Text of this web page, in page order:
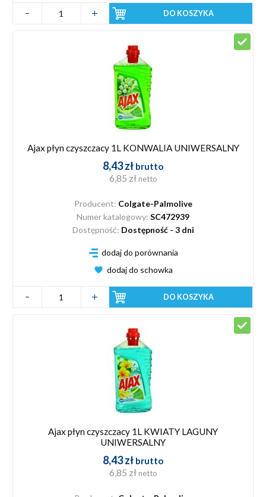
DO KOSZYKA
Ajax płyn czyszczacy 1L KONWALIA UNIWERSALNY
8,43 zł brutto
6,85 zł netto
Producent: Colgate-Palmolive
Numer katalogowy: SC472939
Dostępność: Dostępność - 3 dni
dodaj do porównania
dodaj do schowka
DO KOSZYKA
Ajax płyn czyszczacy 1L KWIATY LAGUNY
UNIWERSALNY
8,43 zł brutto
6,85 zł netto